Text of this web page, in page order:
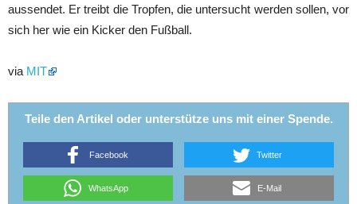
aussendet. Er treibt die Tropfen, die untersucht werden sollen, vor
sich her wie ein Kicker den Fußball.
via MIT
Teile den Artikel oder unterstütze uns mit einer Spende.
Facebook Twitter
WhatsApp E-Mail